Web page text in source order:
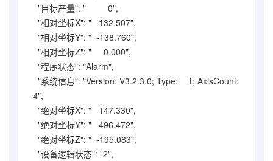
"目标产量": " 0",
"相对坐标X": " 132.507",
"相对坐标Y": " -138.760",
"相对坐标Z": " 0.000",
"程序状态": "Alarm",
"系统信息": "Version: V3.2.3.0; Type: 1; AxisCount:
4",
"绝对坐标X": " 147.330",
"绝对坐标Y": " 496.472",
"绝对坐标Z": " -195.083",
"设备逻辑状态": "2",